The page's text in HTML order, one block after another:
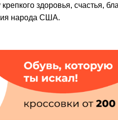
здоровья, счастья,
народа США.